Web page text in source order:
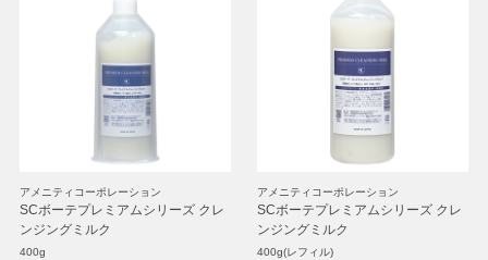
アメニティコーポレーション
SCボーテプレミアムシリーズ クレ
ンジングミルク
400g
アメニティコーポレーション
SCボーテプレミアムシリーズ クレ
ンジングミルク
400g(レフィル)